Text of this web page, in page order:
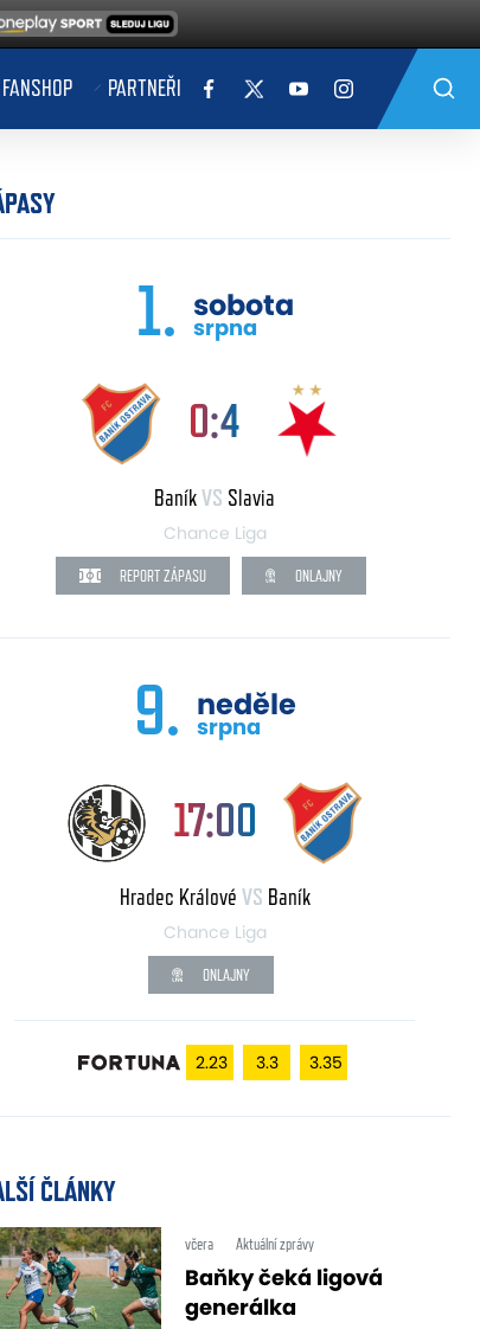
FANSHOP PARTNEŘI
1. sobota
srpna
0:4
BaníkVS Slavia
Chance Liga
REPORT ZÁPASU ONLAJNY
9. neděle
srpna
17:00
Hradec Králové VS Baník
Chance Liga
ONLAJNY
2.23 3.3 3.35
ČLÁNKY
včera Aktuální zprávy
Baňky čeká ligová
generálka